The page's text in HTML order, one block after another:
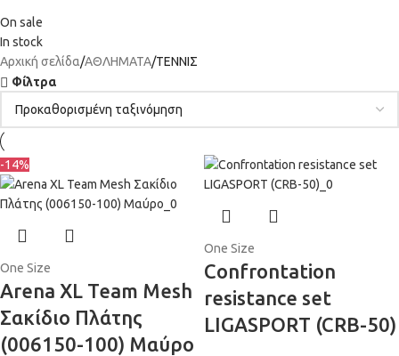
On sale
In stock
Αρχική σελίδα ΑΘΛΗΜΑΤΑ ΤΕΝΝΙΣ
Φίλτρα
-14%
One Size
Arena XL Team Mesh
Σακίδιο Πλάτης
(006150-100) Μαύρο
One Size
Confrontation
resistance set
LIGASPORT (CRB-50)